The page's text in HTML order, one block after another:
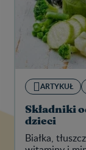
ARTYKUŁ
Składniki
dzieci
Białka,